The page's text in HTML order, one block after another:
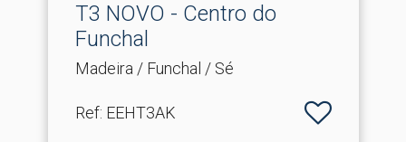
T3 NOVO - Centro do
Funchal
Madeira / Funchal / Sé
Ref: EEHT3AK